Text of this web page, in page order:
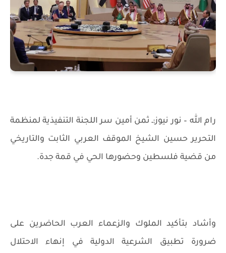
رام الله – نور نيوز:ـ ثمن أمين سر اللجنة التنفيذية لمنظمة
التحرير حسين الشيخ الموقف العربي الثابت والتاريخي
من قضية فلسطين وحضورها الحي في قمة جدة.
وأشاد بتأكيد الملوك والزعماء العرب الحاضرين على
ضرورة تطبيق الشرعية الدولية في إنهاء الاحتلال